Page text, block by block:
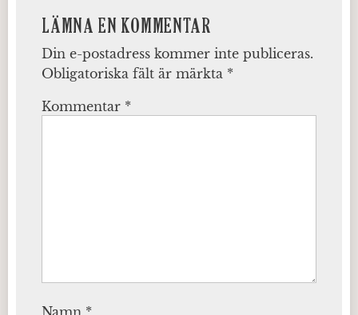
LÄMNA EN KOMMENTAR
Din e-postadress kommer inte publiceras.
Obligatoriska fält är märkta *
Kommentar *
Namn *